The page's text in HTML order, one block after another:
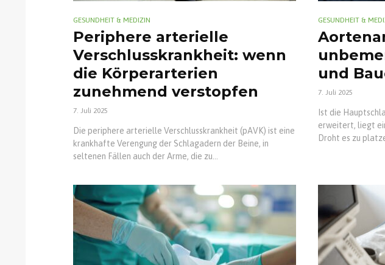
GESUNDHEIT & MEDIZIN
Periphere arterielle
Verschlusskrankheit: wenn
die Körperarterien
zunehmend verstopfen
7. Juli 2025
Die periphere arterielle Verschlusskrankheit (pAVK) ist eine
krankhafte Verengung der Schlagadern der Beine, in
seltenen Fällen auch der Arme, die zu...
GESUNDHEIT &
und
7. Juli 2025
Ist die
erweitert, liegt
Droht es zu